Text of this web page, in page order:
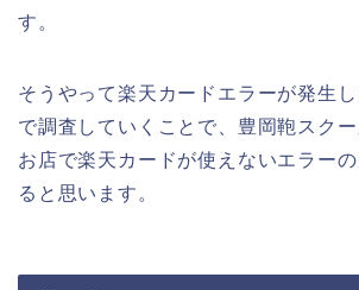
す。
そうやって楽天カードエラーが発生
で調査していくことで、豊岡鞄スク
お店で楽天カードが使えないエラー
ると思います。